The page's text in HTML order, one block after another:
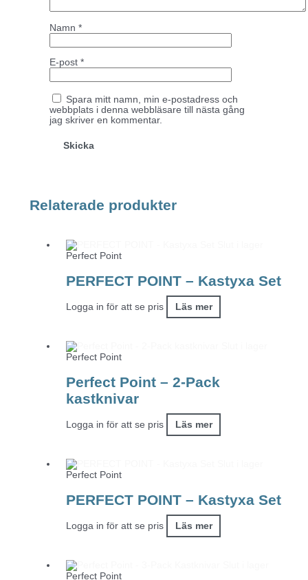
Namn *
E-post *
Spara mitt namn, min e-postadress och
webbplats i denna webbläsare till nästa gång
jag skriver en kommentar.
Relaterade produkter
Perfect Point
PERFECT POINT – Kastyxa Set
Logga in för att se pris Läs mer
Perfect Point
Perfect Point – 2-Pack
kastknivar
Logga in för att se pris Läs mer
Perfect Point
PERFECT POINT – Kastyxa Set
Logga in för att se pris Läs mer
Perfect Point